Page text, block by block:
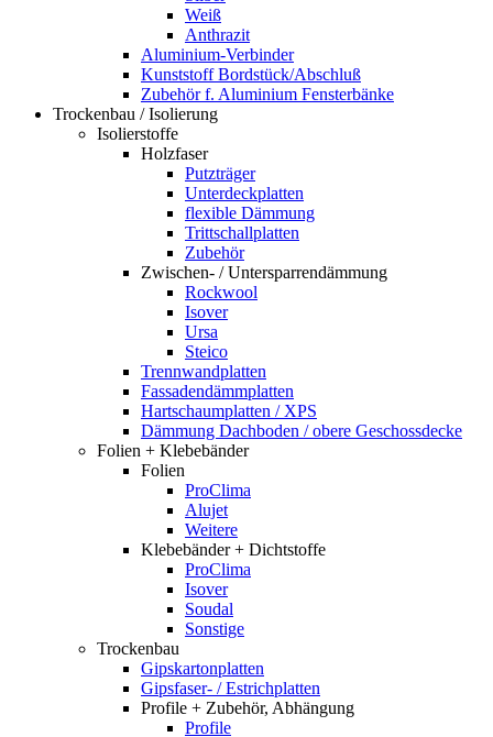
Weiß
Anthrazit
Aluminium-Verbinder
Kunststoff Bordstück/Abschluß
Zubehör f. Aluminium Fensterbänke
Trockenbau / Isolierung
Isolierstoffe
Holzfaser
Putzträger
Unterdeckplatten
flexible Dämmung
Trittschallplatten
Zubehör
Zwischen- / Untersparrendämmung
Rockwool
Isover
Ursa
Steico
Trennwandplatten
Fassadendämmplatten
Hartschaumplatten / XPS
Dämmung Dachboden / obere Geschossdecke
Folien + Klebebänder
Folien
ProClima
Alujet
Weitere
Klebebänder + Dichtstoffe
ProClima
Isover
Soudal
Sonstige
Trockenbau
Gipskartonplatten
Gipsfaser- / Estrichplatten
Profile + Zubehör, Abhängung
Profile